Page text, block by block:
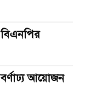
আয়োজন